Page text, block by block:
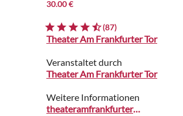
30.00 €
(87)
Theater Am Frankfurter Tor
Veranstaltet durch
Theater Am Frankfurter Tor
Weitere Informationen
theateramfrankfurtertor.reservix.de